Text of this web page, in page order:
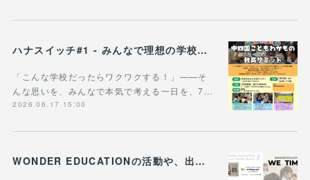
ハナスイッチ#1 - みんなで理想の学校や学びの未来を考える新企画、スタート！
「こんな学校だったらワクワクする！」——そ
んな思いを、みんなで本気で考える一日を、7…
2026.06.17 15:00
WONDER EDUCATIONの活動や、出張講座・講演のご案内をまとめた 『WE Times #25』を公開しました！